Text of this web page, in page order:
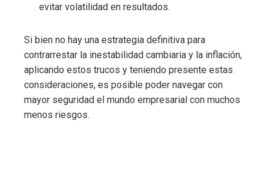
evitar volatilidad en resultados.
Si bien no hay una estrategia definitiva para
contrarrestar la inestabilidad cambiaria y la inflación,
aplicando estos trucos y teniendo presente estas
consideraciones, es posible poder navegar con
mayor seguridad el mundo empresarial con muchos
menos riesgos.